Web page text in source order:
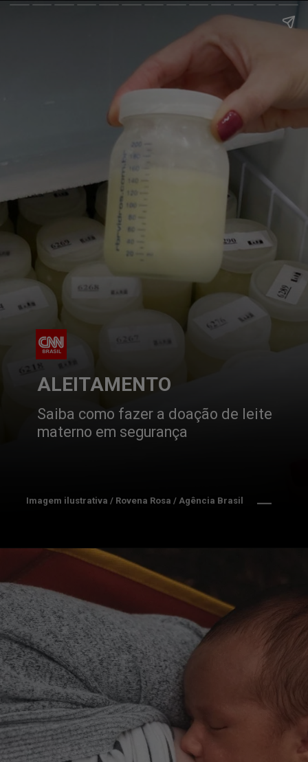
ALEITAMENTO
Saiba como fazer a doação de leite
materno em segurança
Imagem ilustrativa / Rovena Rosa / Agência Brasil